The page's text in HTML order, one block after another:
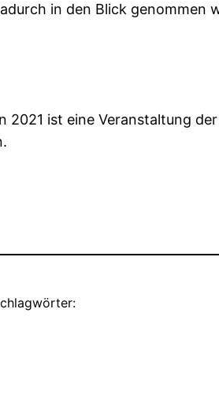
in den Blick genommen
2021 ist eine Veranstaltung